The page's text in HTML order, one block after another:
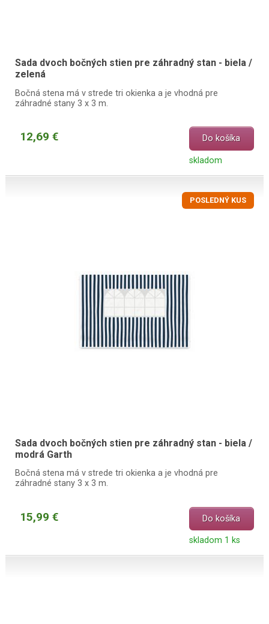
Sada dvoch bočných stien pre záhradný stan - biela /
zelená
Bočná stena má v strede tri okienka a je vhodná pre
záhradné stany 3 x 3 m.
12,69 € Do košíka
skladom
POSLEDNÝ KUS
Sada dvoch bočných stien pre záhradný stan - biela /
modrá Garth
Bočná stena má v strede tri okienka a je vhodná pre
záhradné stany 3 x 3 m.
15,99 € Do košíka
skladom 1 ks